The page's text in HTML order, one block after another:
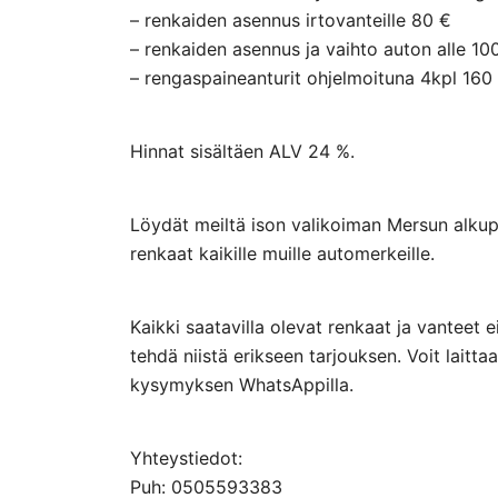
– renkaiden asennus irtovanteille 80 €
– renkaiden asennus ja vaihto auton alle
– rengaspaineanturit ohjelmoituna 4kpl
Hinnat sisältäen ALV 24 %.
Löydät meiltä ison valikoiman Mersun
renkaat kaikille muille automerkeille.
Kaikki saatavilla olevat renkaat ja vanteet
tehdä niistä erikseen tarjouksen. Voit
kysymyksen WhatsAppilla.
Yhteystiedot:
Puh: 0505593383